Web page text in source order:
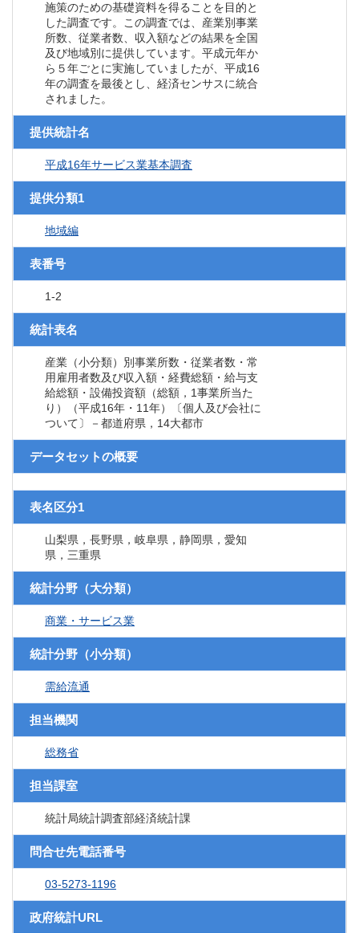
施策のための基礎資料を得ることを目的と
した調査です。この調査では、産業別事業
所数、従業者数、収入額などの結果を全国
及び地域別に提供しています。平成元年か
ら５年ごとに実施していましたが、平成16
年の調査を最後とし、経済センサスに統合
されました。
提供統計名
平成16年サービス業基本調査
提供分類1
地域編
表番号
1-2
統計表名
産業（小分類）別事業所数・従業者数・常
用雇用者数及び収入額・経費総額・給与支
給総額・設備投資額（総額，1事業所当た
り）（平成16年・11年）〔個人及び会社に
ついて〕－都道府県，14大都市
データセットの概要
表名区分1
山梨県，長野県，岐阜県，静岡県，愛知
県，三重県
統計分野（大分類）
商業・サービス業
統計分野（小分類）
需給流通
担当機関
総務省
担当課室
統計局統計調査部経済統計課
問合せ先電話番号
03-5273-1196
政府統計URL